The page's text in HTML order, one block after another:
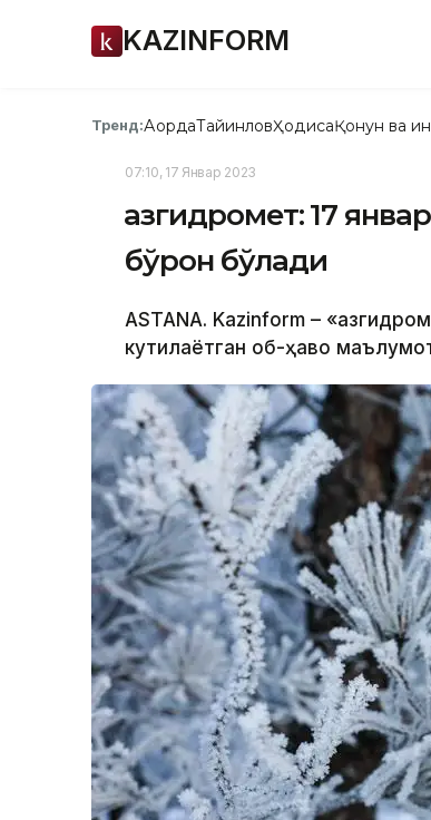
KAZINFORM
Тренд:АқордаТайинловҲодисаҚонун ва
07:10, 17 Январ 2023
Қазгидромет: 17
бўрон бўлади
ASTANA. Kazinform –
кутилаётган об-ҳаво